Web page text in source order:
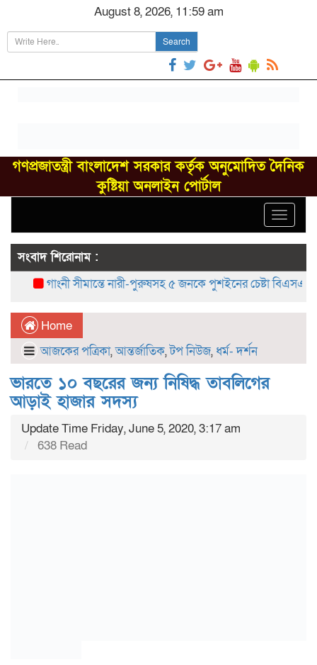
August 8, 2026, 11:59 am
Search
গণপ্রজাতন্ত্রী বাংলাদেশ সরকার কর্তৃক অনুমোদিত দৈনিক
কুষ্টিয়া অনলাইন পোর্টাল
Toggle
সংবাদ শিরোনাম :
গাংনী সীমান্তে নারী-পুরুষসহ ৫ জনকে পুশইনের চেষ্টা বিএসএফের,
Home
আজকের পত্রিকা,আন্তর্জাতিক,টপ নিউজ, ধর্ম- দর্শন
ভারতে ১০ বছরের জন্য নিষিদ্ধ তাবলিগের
আড়াই হাজার সদস্য
Update Time Friday, June 5, 2020, 3:17 am
638 Read